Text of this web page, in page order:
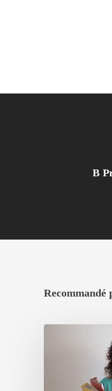
B
Recommandé